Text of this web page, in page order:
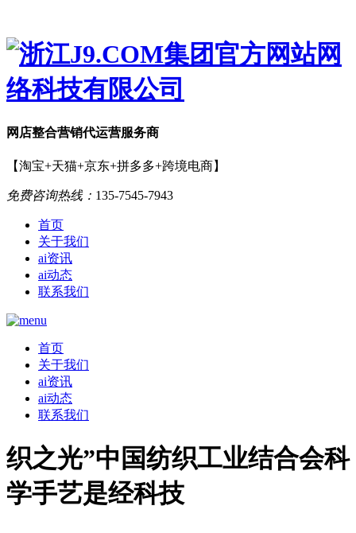
网店整合营销代运营服务商
【淘宝+天猫+京东+拼多多+跨境电商】
免费咨询热线： 135-7545-7943
首页
关于我们
ai资讯
ai动态
联系我们
首页
关于我们
ai资讯
ai动态
联系我们
织之光”中国纺织工业结合会科
学手艺是经科技